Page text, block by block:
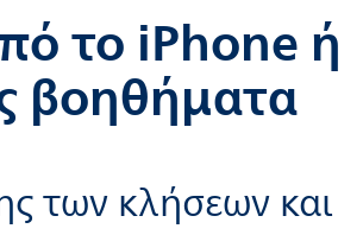
το iPhone ή
βοηθήματα
των κλήσεων και